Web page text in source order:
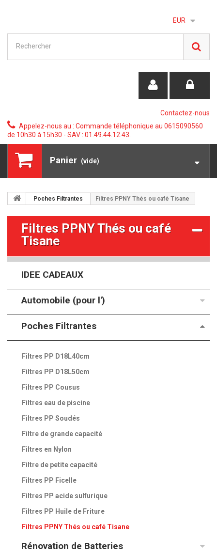
EUR
Contactez-nous
Appelez-nous au : Commande téléphonique au 0615090560
de 10h30 à 15h30 - SAV : 01.49.44.12.43.
Panier (vide)
Poches Filtrantes Filtres PPNY Thés ou café Tisane
Filtres PPNY Thés ou café
Tisane
IDEE CADEAUX
Automobile (pour l')
Poches Filtrantes
Filtres PP D18L40cm
Filtres PP D18L50cm
Filtres PP Cousus
Filtres eau de piscine
Filtres PP Soudés
Filtre de grande capacité
Filtres en Nylon
Filtre de petite capacité
Filtres PP Ficelle
Filtres PP acide sulfurique
Filtres PP Huile de Friture
Filtres PPNY Thés ou café Tisane
Rénovation de Batteries